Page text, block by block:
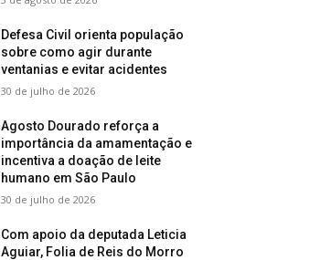
Defesa Civil orienta população
sobre como agir durante
ventanias e evitar acidentes
30 de julho de 2026
Agosto Dourado reforça a
importância da amamentação e
incentiva a doação de leite
humano em São Paulo
30 de julho de 2026
Com apoio da deputada Leticia
Aguiar, Folia de Reis do Morro